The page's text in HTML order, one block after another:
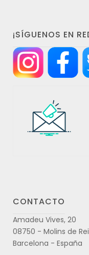
¡SÍGUENOS EN
CONTACTO
Amadeu Vives, 20
08750 - Molins de Rei
Barcelona - España